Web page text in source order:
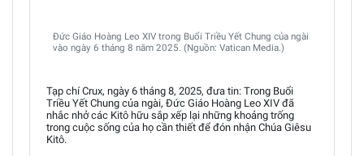
Đức Giáo Hoàng Leo XIV trong Buổi Triều Yết Chung của ngài
vào ngày 6 tháng 8 năm 2025. (Nguồn: Vatican Media.)
Tạp chí Crux, ngày 6 tháng 8, 2025, đưa tin: Trong Buổi
Triều Yết Chung của ngài, Đức Giáo Hoàng Leo XIV đã
nhắc nhở các Kitô hữu sắp xếp lại những khoảng trống
trong cuộc sống của họ cần thiết để đón nhận Chúa Giêsu
Kitô.